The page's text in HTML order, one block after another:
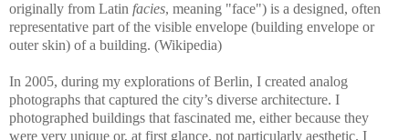
originally from Latin facies, meaning "face") is a designed, often
representative part of the visible envelope (building envelope or
outer skin) of a building. (Wikipedia)
In 2005, during my explorations of Berlin, I created analog
photographs that captured the city’s diverse architecture. I
photographed buildings that fascinated me, either because they
were very unique or, at first glance, not particularly aesthetic. I